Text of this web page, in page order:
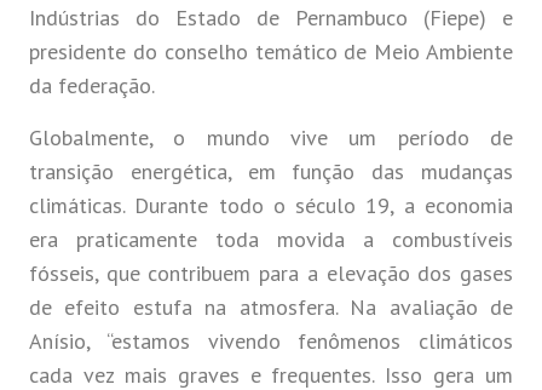
Indústrias do Estado de Pernambuco (Fiepe) e
presidente do conselho temático de Meio Ambiente
da federação.
Globalmente, o mundo vive um período de
transição energética, em função das mudanças
climáticas. Durante todo o século 19, a economia
era praticamente toda movida a combustíveis
fósseis, que contribuem para a elevação dos gases
de efeito estufa na atmosfera. Na avaliação de
Anísio, “estamos vivendo fenômenos climáticos
cada vez mais graves e frequentes. Isso gera um